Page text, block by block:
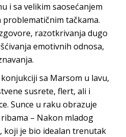
i sa velikim saosećanjem
tačkama.
razotkrivanja dugo
emotivnih odnosa,
sa Marsom u lavu,
susrete, flert, ali i
Sunce u raku obrazuje
– Nakon mladog
koji je bio idealan trenutak